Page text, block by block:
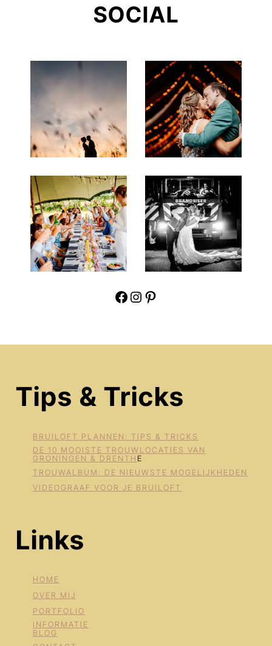
SOCIAL
Facebook
Instagram
Pinterest
Tips & Tricks
BRUILOFT PLANNEN: TIPS & TRICKS
DE 10 MOOISTE TROUWLOCATIES VAN
GRONINGEN & DRENTH E
TROUWALBUM: DE NIEUWSTE MOGELIJKHEDEN
VIDEOGRAAF VOOR JE BRUILOFT
Links
HOME
OVER MIJ
PORTFOLIO
INFORMATIE
BLOG